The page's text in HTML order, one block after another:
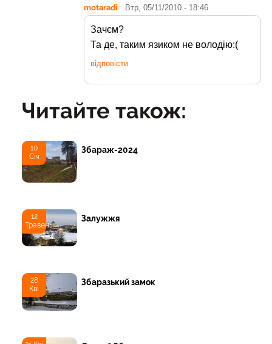
motaradi Втр, 05/11/2010 - 18:46
Зачєм?
Та де, таким язиком не володію:(
відповісти
Читайте також:
10
Січ
Збараж-2024
12
Травень
Залужжя
28
Кві
Збаразький замок